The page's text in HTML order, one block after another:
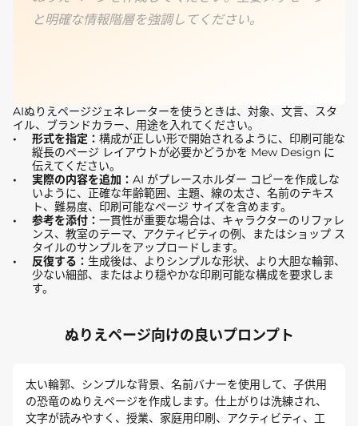
と明確な情報階層を強調してください。
AIぬりえページジェネレーターを使うときは、対象、文言、スタ
イル、ブランドカラー、用途を入れてください。
形式を指定： 構成が正しい形で開始されるように、印刷可能な
縦長のページ レイアウトが必要かどうかを Mew Design に
伝えてください。
実際の内容を追加： AI がプレースホルダー コピーを作成しな
いように、正確な年齢範囲、主題、線の太さ、名前のテキス
ト、難易度、印刷可能なページ サイズを含めます。
参考を添付： 一貫性が重要な場合は、キャラクターのリファレ
ンス、教室のテーマ、アクティビティの例、またはショップ ス
タイルのサンプルをアップロードします。
反復する： 生成後は、よりシンプルな形状、より大胆な輪郭、
少ない細部、またはより穏やかな印刷可能な構成を要求しま
す。
ぬりえページ向けの良いプロンプト
太い輪郭、シンプルな背景、名前バナーを使用して、子供用
の恐竜のぬりえページを作成します。仕上がりは洗練され、
文字が読みやすく、授業、家庭用印刷、アクティビティ、工